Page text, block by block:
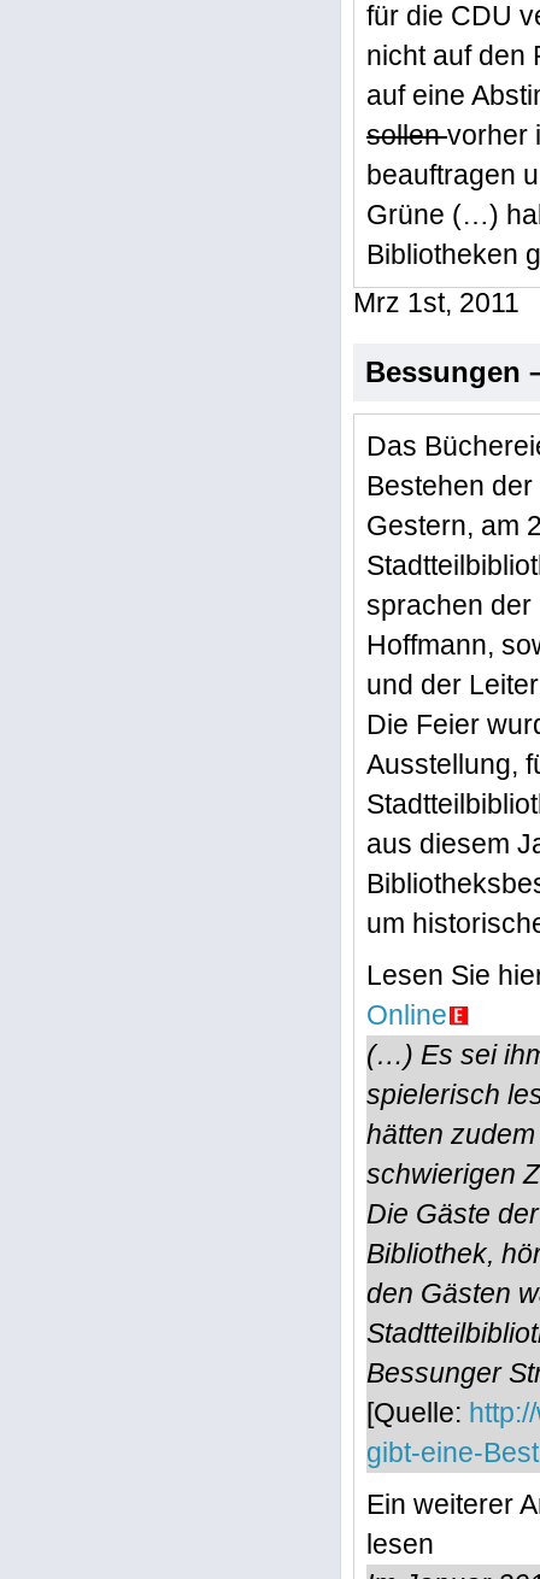
für die CDU
nicht auf den
auf eine
sollenvorher
beauftragen
Grüne (…)
Bibliotheken
Mrz 1st, 2011
Bessungen
Das
Bestehen
Gestern, am
sprachen der
Hoffmann,
und der
Die Feier
Ausstellung,
aus diesem
um
Lesen Sie
Online
(…) Es sei
spielerisch
hätten
schwierigen
Die Gäste
Bibliothek,
den Gästen
Bessunger
[Quelle:
gibt-eine-
Ein weiterer
lesen